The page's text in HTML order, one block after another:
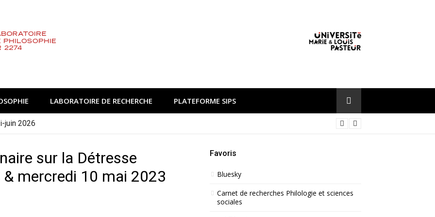
LABORATOIRE DE RECHERCHE PLATEFORME SIPS
juin 2026
juillet 2026
sur la Détresse
mercredi 10 mai 2023
Favoris
Bluesky
Carnet de recherches Philologie et sciences
sociales